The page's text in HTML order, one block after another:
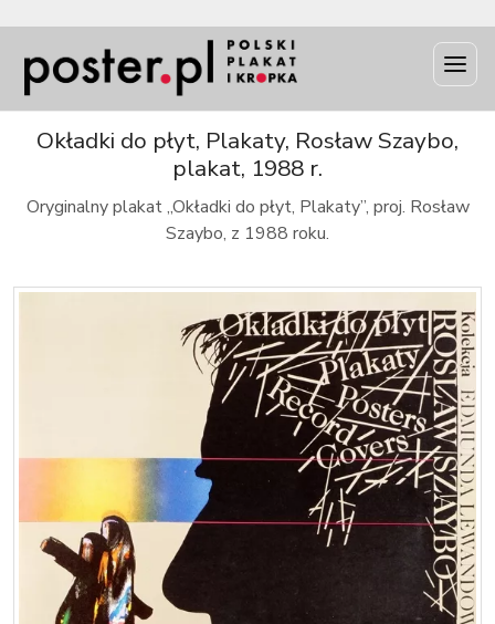
Okładki do płyt, Plakaty, Rosław Szaybo,
plakat, 1988 r.
Oryginalny plakat „Okładki do płyt, Plakaty”, proj. Rosław
Szaybo, z 1988 roku.